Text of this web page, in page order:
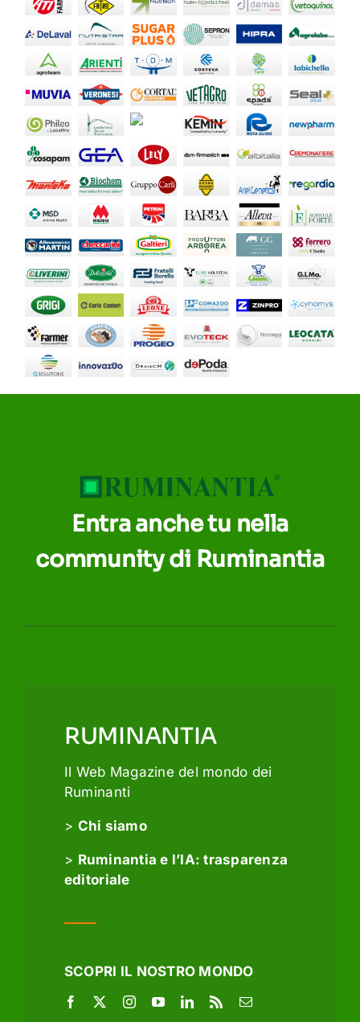
Entra anche tu nella
community di Ruminantia
RUMINANTIA
Il Web Magazine del mondo dei
Ruminanti
> Chi siamo
> Ruminantia e l’IA: trasparenza
editoriale
SCOPRI IL NOSTRO MONDO